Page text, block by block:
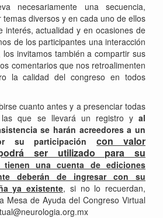
necesariamente una secuencia,
diversos y en cada uno de ellos
interés, actualidad y en ocasiones de
de los participantes una interacción
invitamos también a compartir sus
comentarios que nos retroalimenten
la calidad del congreso en todos
cuanto antes y a presenciar todas
las que se llevará un registro y al
se harán acreedores a un
su participacióncon valor
ser utilizado para su
tienen una cuenta de ediciones
deberán de ingresar con su
ya existente, si no lo recuerdan,
Mesa de Ayuda del Congreso Virtual